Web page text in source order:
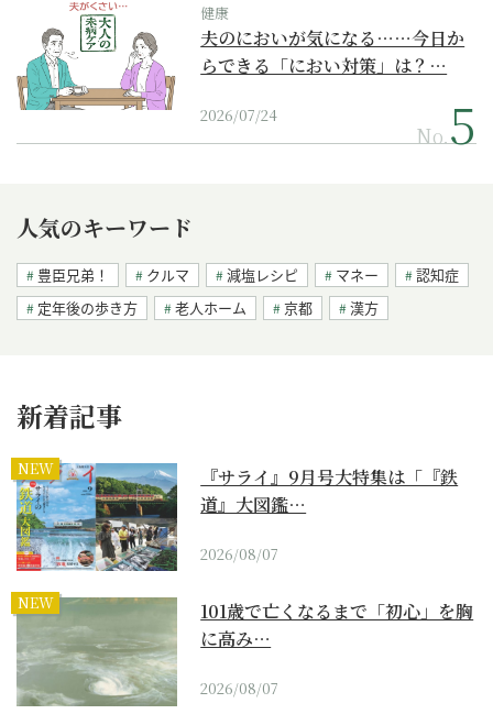
健康
夫のにおいが気になる……今日か
らできる「におい対策」は？…
2026/07/24
No.
人気のキーワード
豊臣兄弟！ クルマ 減塩レシピ マネー
認知症
定年後の歩き方
老人ホーム 京都 漢方
新着記事
NEW
『サライ』9月号大特集は「『鉄
道』大図鑑…
2026/08/07
NEW
101歳で亡くなるまで「初心」を胸
に高み…
2026/08/07